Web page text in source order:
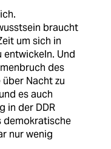
braucht
um sich in
entwickeln. Und
des
Nacht zu
es auch
in der DDR
demokratische
nur wenig